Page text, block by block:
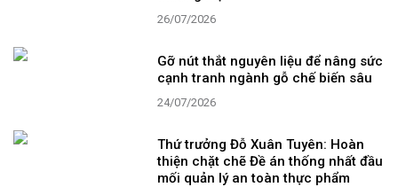
26/07/2026
Gỡ nút thắt nguyên liệu để nâng sức
cạnh tranh ngành gỗ chế biến sâu
24/07/2026
Thứ trưởng Đỗ Xuân Tuyên: Hoàn
thiện chặt chẽ Đề án thống nhất đầu
mối quản lý an toàn thực phẩm